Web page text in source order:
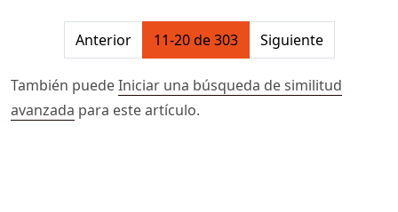
##issue.pagination##
Anterior 11-20 de 303 Siguiente
También puedeIniciar una búsqueda de similitud
avanzada para este artículo.